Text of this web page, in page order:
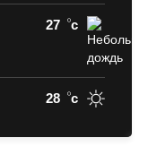
27 c
28 c